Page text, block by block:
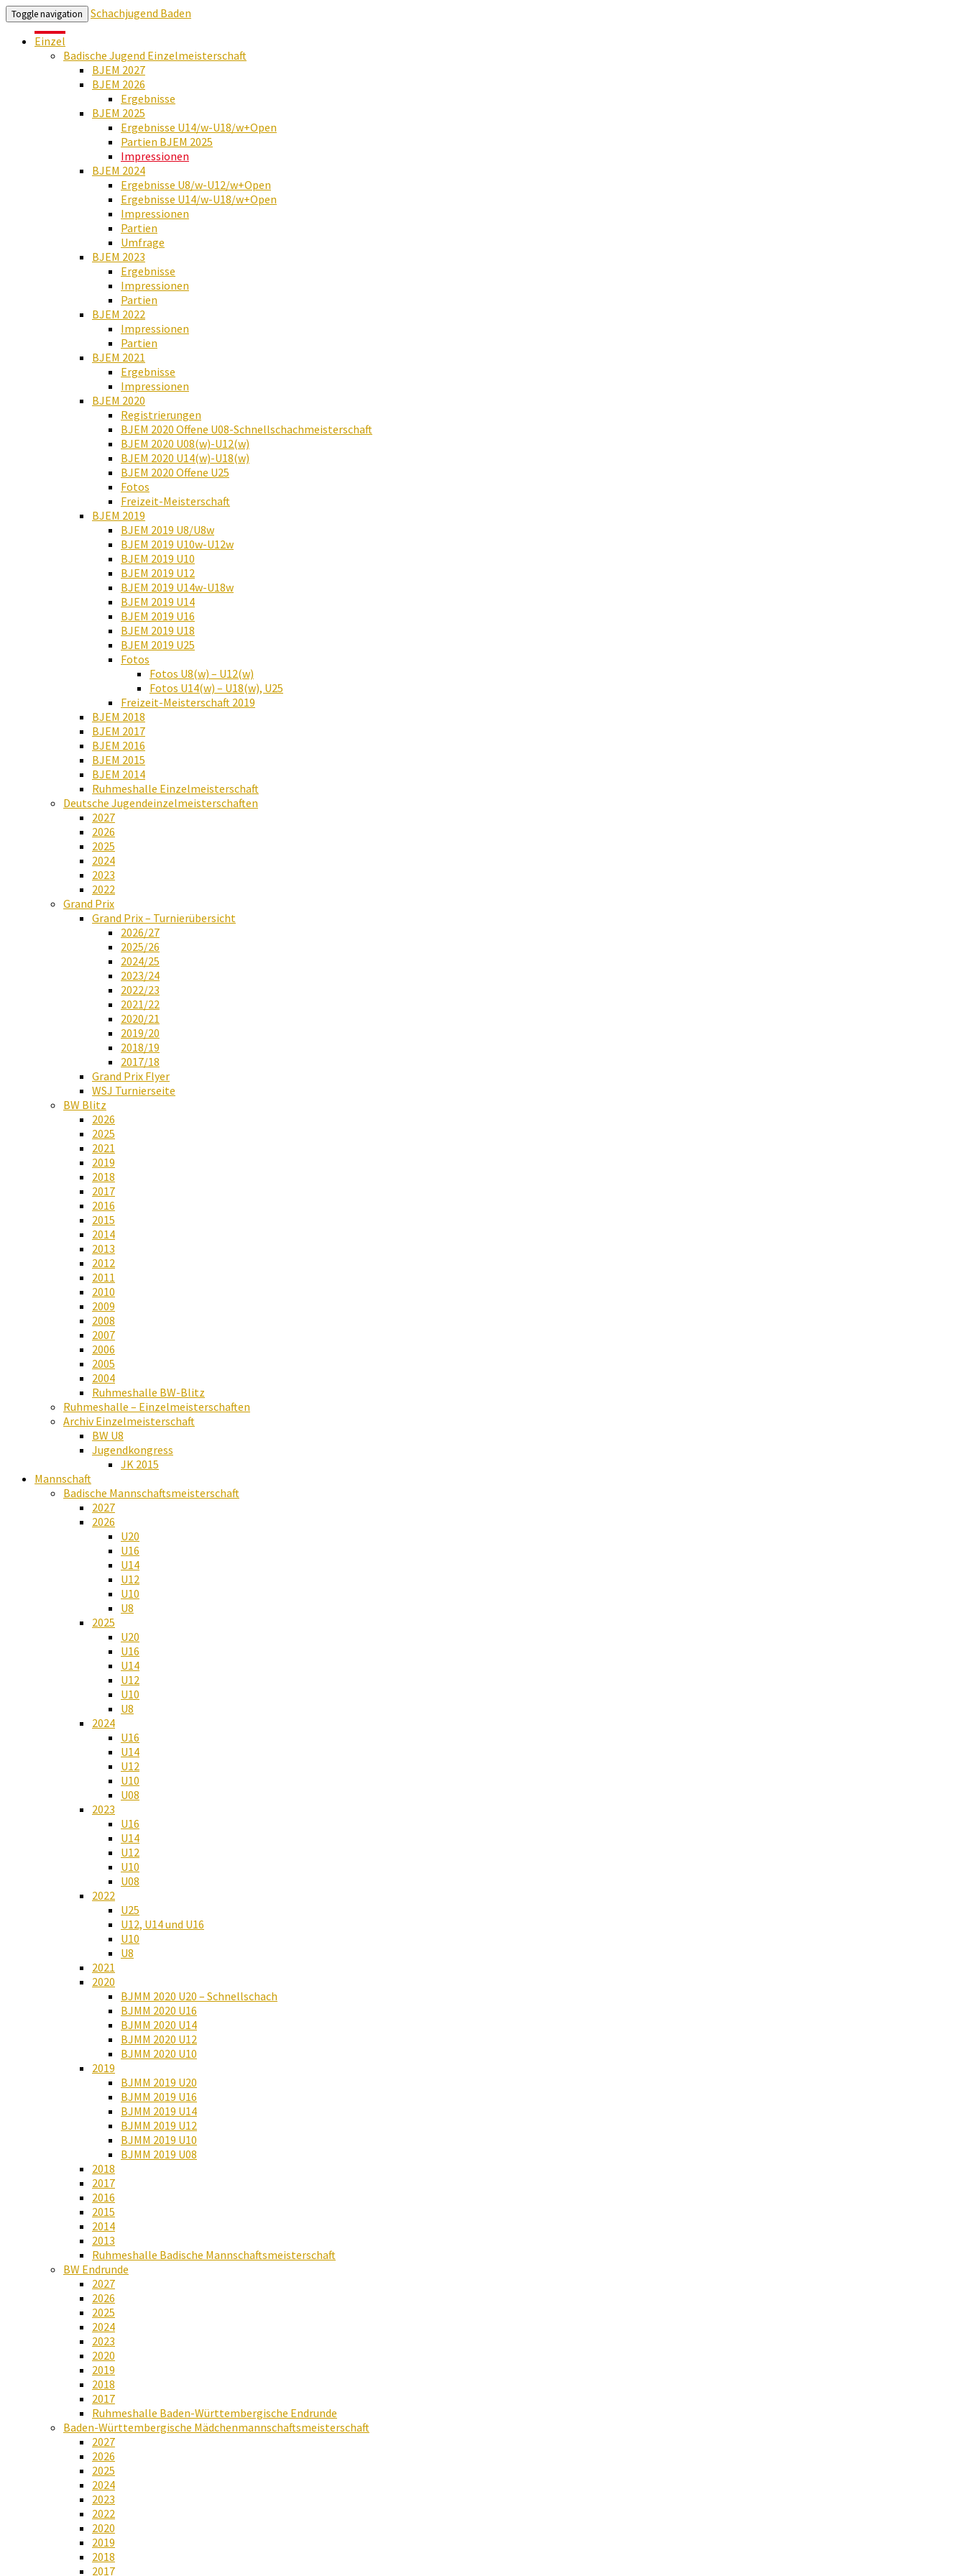
Toggle navigation
Schachjugend Baden
Einzel
Badische Jugend Einzelmeisterschaft
BJEM 2027
BJEM 2026
Ergebnisse
BJEM 2025
Ergebnisse U14/w-U18/w+Open
Partien BJEM 2025
Impressionen
BJEM 2024
Ergebnisse U8/w-U12/w+Open
Ergebnisse U14/w-U18/w+Open
Impressionen
Partien
Umfrage
BJEM 2023
Ergebnisse
Impressionen
Partien
BJEM 2022
Impressionen
Partien
BJEM 2021
Ergebnisse
Impressionen
BJEM 2020
Registrierungen
BJEM 2020 Offene U08-Schnellschachmeisterschaft
BJEM 2020 U08(w)-U12(w)
BJEM 2020 U14(w)-U18(w)
BJEM 2020 Offene U25
Fotos
Freizeit-Meisterschaft
BJEM 2019
BJEM 2019 U8/U8w
BJEM 2019 U10w-U12w
BJEM 2019 U10
BJEM 2019 U12
BJEM 2019 U14w-U18w
BJEM 2019 U14
BJEM 2019 U16
BJEM 2019 U18
BJEM 2019 U25
Fotos
Fotos U8(w) – U12(w)
Fotos U14(w) – U18(w), U25
Freizeit-Meisterschaft 2019
BJEM 2018
BJEM 2017
BJEM 2016
BJEM 2015
BJEM 2014
Ruhmeshalle Einzelmeisterschaft
Deutsche Jugendeinzelmeisterschaften
2027
2026
2025
2024
2023
2022
Grand Prix
Grand Prix – Turnierübersicht
2026/27
2025/26
2024/25
2023/24
2022/23
2021/22
2020/21
2019/20
2018/19
2017/18
Grand Prix Flyer
WSJ Turnierseite
BW Blitz
2026
2025
2021
2019
2018
2017
2016
2015
2014
2013
2012
2011
2010
2009
2008
2007
2006
2005
2004
Ruhmeshalle BW-Blitz
Ruhmeshalle – Einzelmeisterschaften
Archiv Einzelmeisterschaft
BW U8
Jugendkongress
JK 2015
Mannschaft
Badische Mannschaftsmeisterschaft
2027
2026
U20
U16
U14
U12
U10
U8
2025
U20
U16
U14
U12
U10
U8
2024
U16
U14
U12
U10
U08
2023
U16
U14
U12
U10
U08
2022
U25
U12, U14 und U16
U10
U8
2021
2020
BJMM 2020 U20 – Schnellschach
BJMM 2020 U16
BJMM 2020 U14
BJMM 2020 U12
BJMM 2020 U10
2019
BJMM 2019 U20
BJMM 2019 U16
BJMM 2019 U14
BJMM 2019 U12
BJMM 2019 U10
BJMM 2019 U08
2018
2017
2016
2015
2014
2013
Ruhmeshalle Badische Mannschaftsmeisterschaft
BW Endrunde
2027
2026
2025
2024
2023
2020
2019
2018
2017
Ruhmeshalle Baden-Württembergische Endrunde
Baden-Württembergische Mädchenmannschaftsmeisterschaft
2027
2026
2025
2024
2023
2022
2020
2019
2018
2017